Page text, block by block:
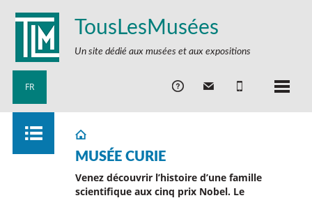
TousLesMusées
Un site dédié aux musées et aux expositions
FR
MUSÉE CURIE
Venez découvrir l’histoire d’une famille
scientifique aux cinq prix Nobel. Le